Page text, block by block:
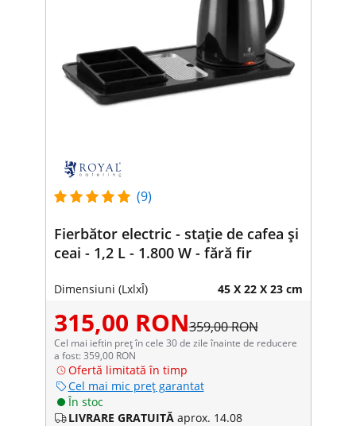
(9)
Fierbător electric - stație de cafea și
ceai - 1,2 L - 1.800 W - fără fir
Dimensiuni (LxlxÎ) 45 X 22 X 23 cm
315,00 RON359,00 RON
Cel mai ieftin preț în cele 30 de zile înainte de reducere
a fost: 359,00 RON
Ofertă limitată în timp
Cel mai mic preț garantat
În stoc
LIVRARE GRATUITĂ aprox. 14.08